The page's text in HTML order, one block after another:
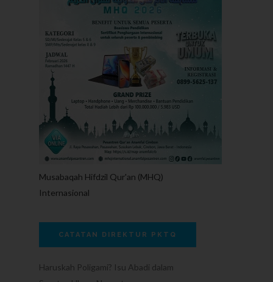
Musabaqah Hifdzil Qur'an (MHQ)
Internasional
CATATAN DIREKTUR PKTQ
Haruskah Poligami? Isu Abadi dalam